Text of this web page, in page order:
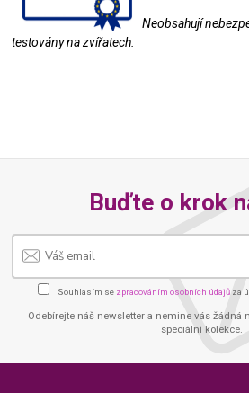
Neobsahují
testovány na zvířatech.
Buďte o krok
Souhlasím se zpracováním osobních údajů za
Odebírejte náš newsletter a nemine vás žádná
speciální kolekce.